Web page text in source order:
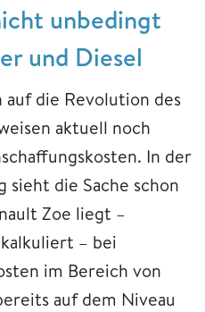
unbedingt
und Diesel
die Revolution des
aktuell noch
In der
sieht die Sache schon
Zoe liegt –
– bei
im Bereich von
auf dem Niveau